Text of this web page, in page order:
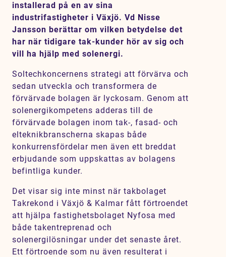
Kontakt
SV EN
installerad på en av sina
industrifastigheter i Växjö. Vd Nisse
Jansson berättar om vilken betydelse det
har när tidigare tak-kunder hör av sig och
vill ha hjälp med solenergi.
Soltechkoncernens strategi att förvärva och
sedan utveckla och transformera de
förvärvade bolagen är lyckosam. Genom att
solenergikompetens adderas till de
förvärvade bolagen inom tak-, fasad- och
elteknikbranscherna skapas både
konkurrensfördelar men även ett breddat
erbjudande som uppskattas av bolagens
befintliga kunder.
Det visar sig inte minst när takbolaget
Takrekond i Växjö & Kalmar fått förtroendet
att hjälpa fastighetsbolaget Nyfosa med
både takentreprenad och
solenergilösningar under det senaste året.
Ett förtroende som nu även resulterat i